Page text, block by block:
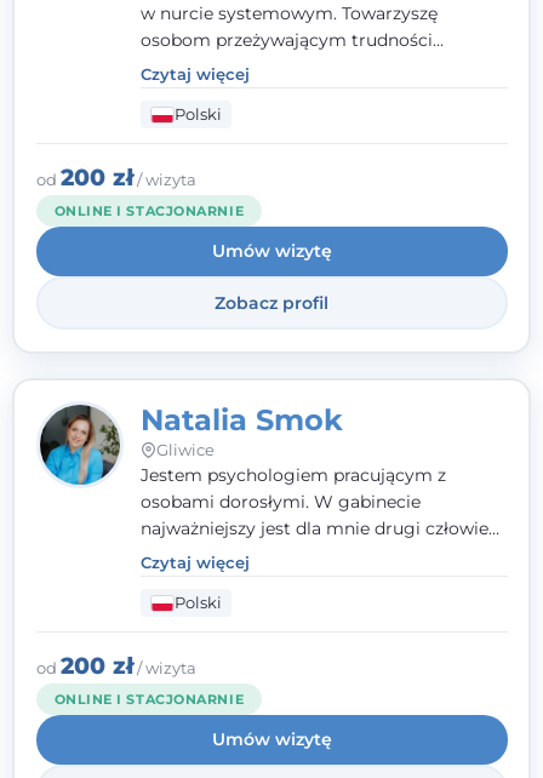
w nurcie systemowym. Towarzyszę
osobom przeżywającym trudności
emocjonalne, relacyjne albo znajdującym
się w kryzysie. Liczy się dla mnie
autentyczna, oparta na zaufaniu relacja
oraz przestrzeń, w której każdy poczuje się
wysłuchany i potraktowany z szacunkiem.
Czytaj więcej
Polski
od 200 zł/ wizyta
ONLINE I STACJONARNIE
Umów wizytę
Zobacz profil
Natalia Smok
Gliwice
Jestem psychologiem pracującym z
osobami dorosłymi. W gabinecie
najważniejszy jest dla mnie drugi człowiek
- wierzę, że empatia, autentyczność i pełne
zaangażowanie tworzą bezpieczną
przestrzeń, będącą podstawą pracy nad
zmianą. W praktyce korzystam m.in. z
narzędzi Racjonalnej Terapii Zachowania.
Czytaj więcej
Polski
od 200 zł/ wizyta
ONLINE I STACJONARNIE
Umów wizytę